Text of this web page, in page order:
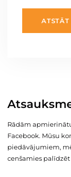
Rādām
Facebook. Mūsu
piedāvājumiem,
cenšamies